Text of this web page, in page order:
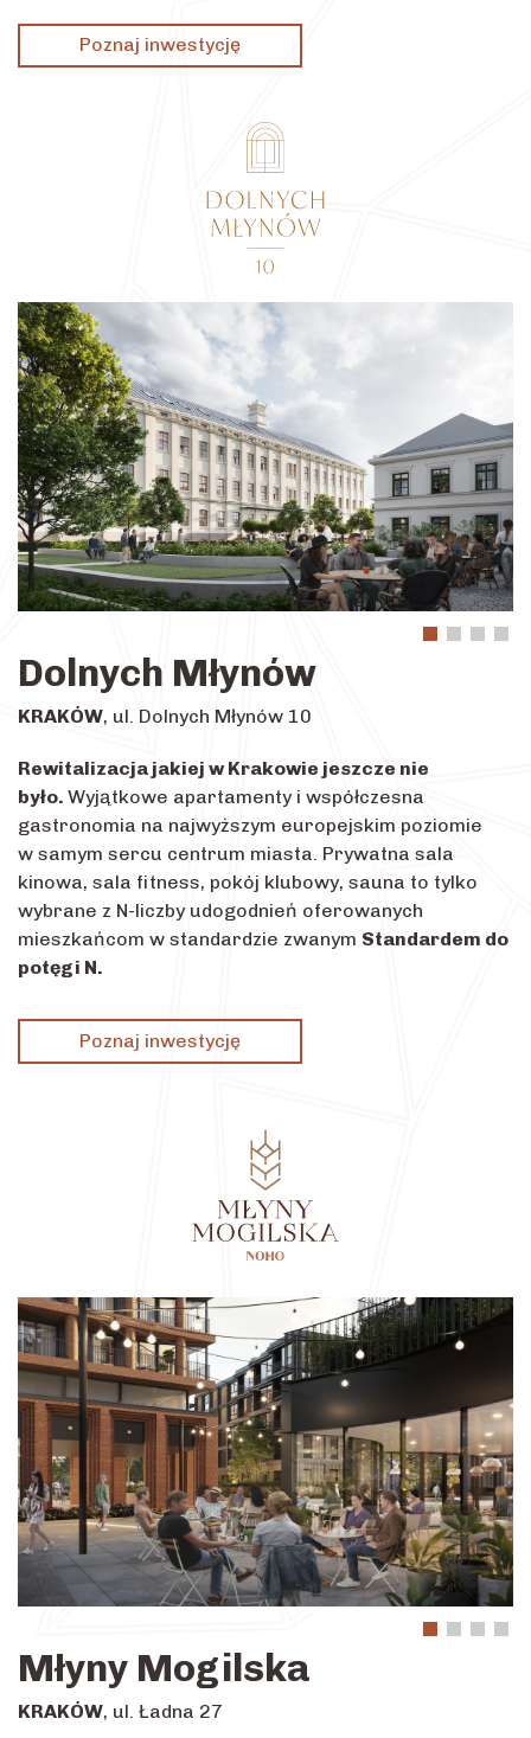
Poznaj inwestycję
Dolnych Młynów
KRAKÓW, ul. Dolnych Młynów 10
Rewitalizacja jakiej w Krakowie jeszcze nie
było. Wyjątkowe apartamenty i współczesna
gastronomia na najwyższym europejskim poziomie
w samym sercu centrum miasta. Prywatna sala
kinowa, sala fitness, pokój klubowy, sauna to tylko
wybrane z N-liczby udogodnień oferowanych
mieszkańcom w standardzie zwanym Standardem do
potęgi N.
Poznaj inwestycję
Młyny Mogilska
KRAKÓW, ul. Ładna 27